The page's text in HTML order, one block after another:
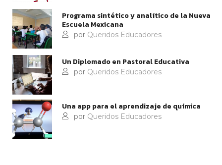
Programa sintético y analítico de la Nueva
Escuela Mexicana
por Queridos Educadores
Un Diplomado en Pastoral Educativa
por Queridos Educadores
Una app para el aprendizaje de química
por Queridos Educadores